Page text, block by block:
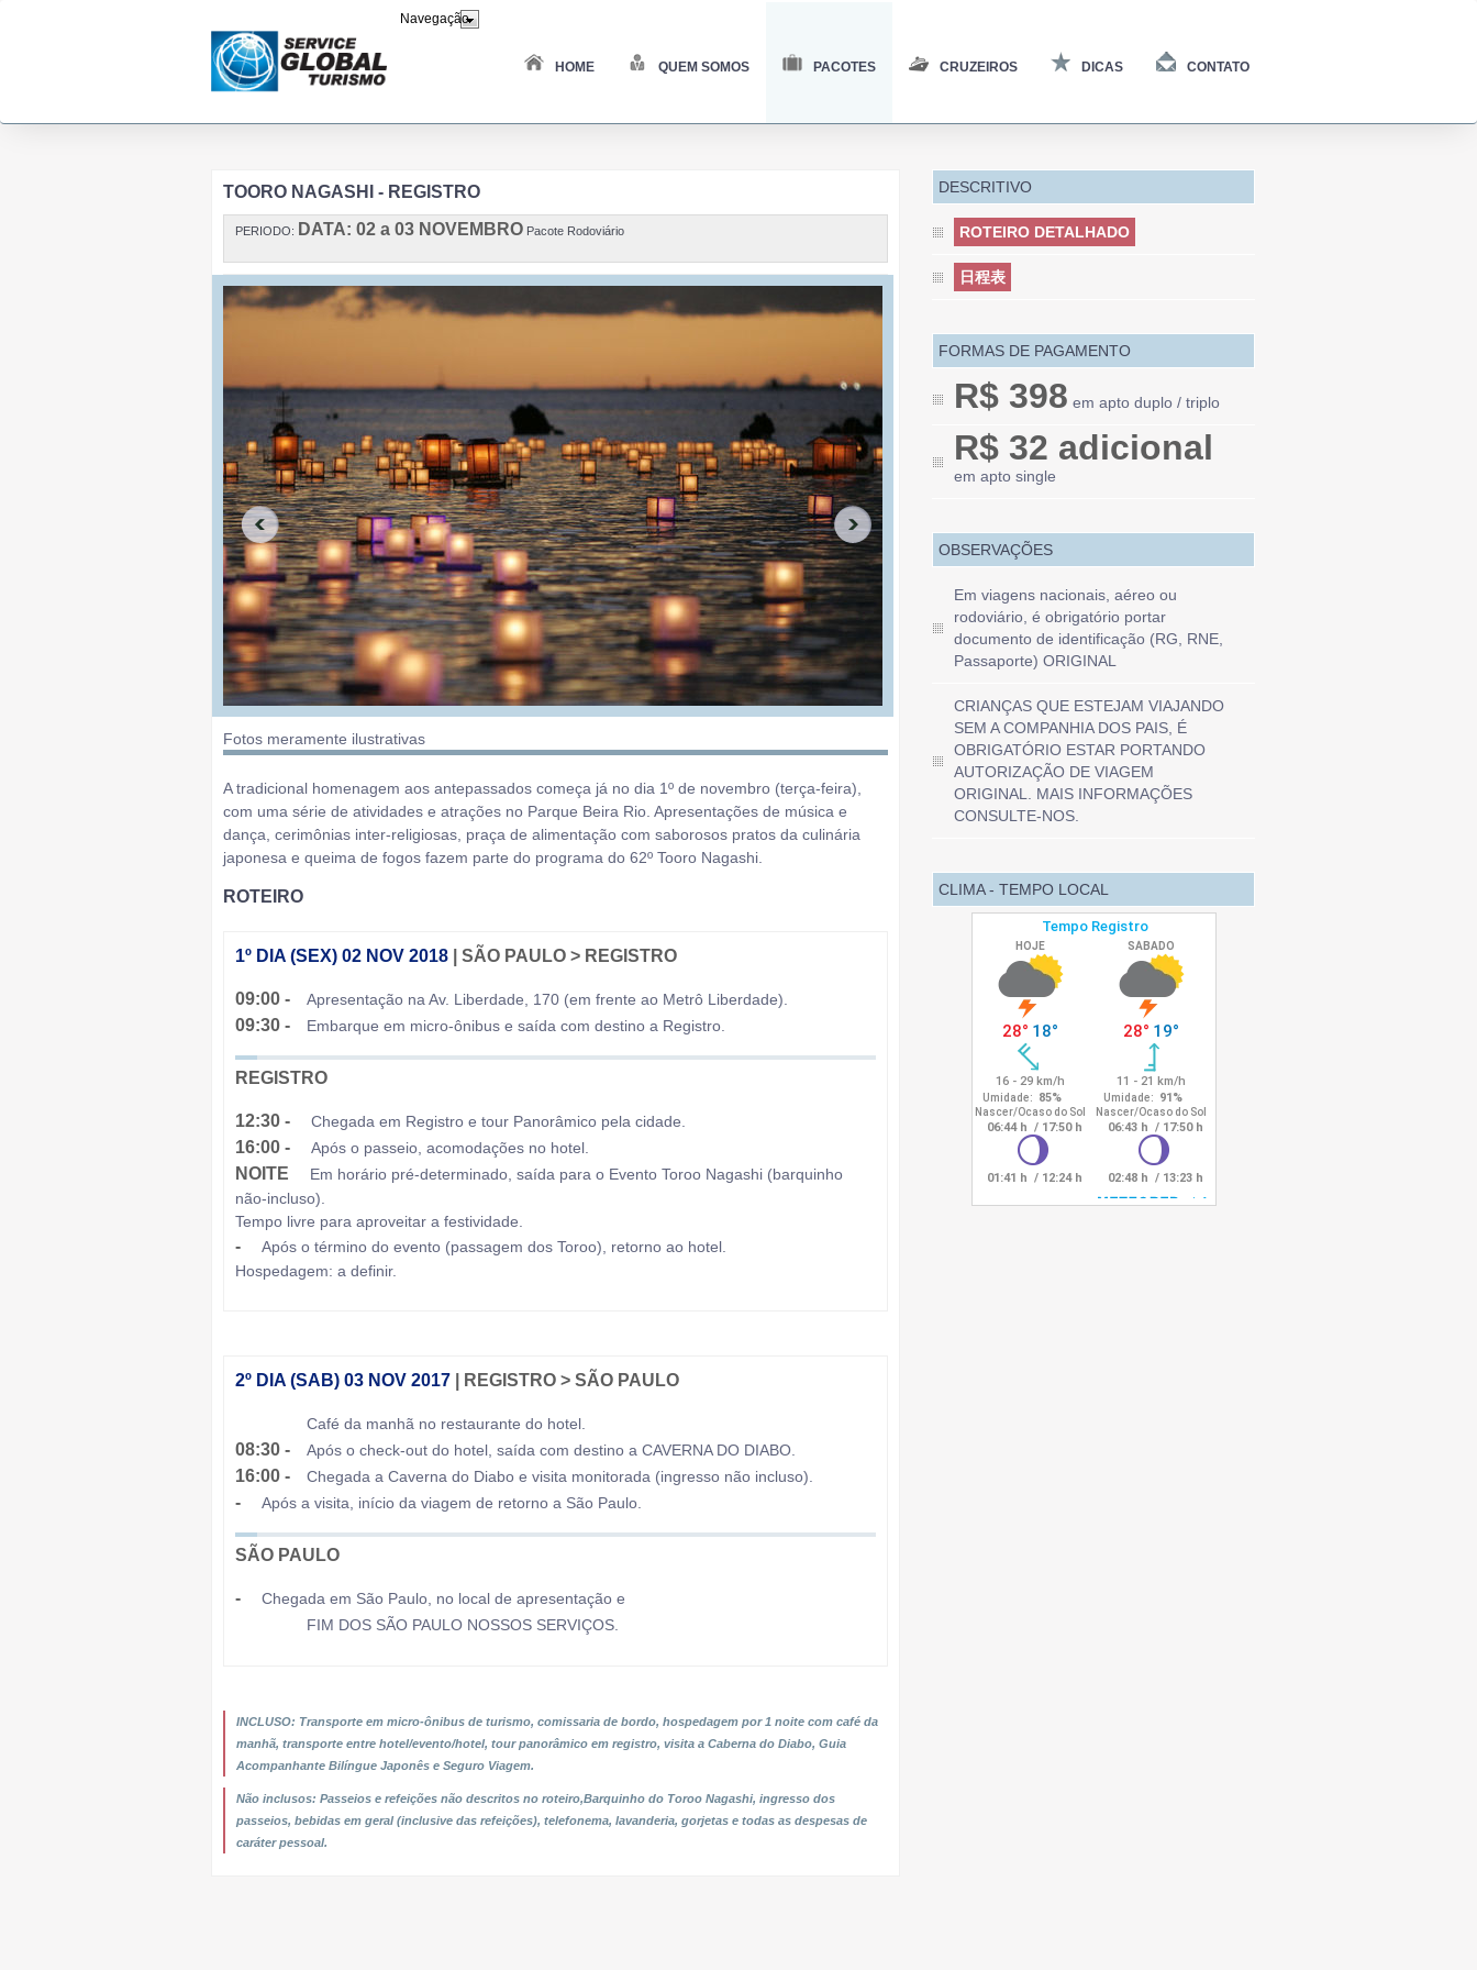
HOME QUEM SOMOS PACOTES CRUZEIROS DICAS CONTATO
TOORO NAGASHI - REGISTRO
PERIODO: DATA: 02 a 03 NOVEMBRO Pacote Rodoviário
Fotos meramente ilustrativas
A tradicional homenagem aos antepassados começa já no dia 1º de novembro (terça-feira),
com uma série de atividades e atrações no Parque Beira Rio. Apresentações de música e
dança, cerimônias inter-religiosas, praça de alimentação com saborosos pratos da culinária
japonesa e queima de fogos fazem parte do programa do 62º Tooro Nagashi.
ROTEIRO
1º DIA (SEX) 02 NOV 2018 | SÃO PAULO > REGISTRO
09:00 - Apresentação na Av. Liberdade, 170 (em frente ao Metrô Liberdade).
09:30 - Embarque em micro-ônibus e saída com destino a Registro.
REGISTRO
12:30 - Chegada em Registro e tour Panorâmico pela cidade.
16:00 - Após o passeio, acomodações no hotel.
NOITE
Em horário pré-determinado, saída para o Evento Toroo Nagashi (barquinho
não-incluso).
Tempo livre para aproveitar a festividade.
-
Após o término do evento (passagem dos Toroo), retorno ao hotel.
Hospedagem: a definir.
2º DIA (SAB) 03 NOV 2017 | REGISTRO > SÃO PAULO
Café da manhã no restaurante do hotel.
08:30 - Após o check-out do hotel, saída com destino a CAVERNA DO DIABO.
16:00 - Chegada a Caverna do Diabo e visita monitorada (ingresso não incluso).
- Após a visita, início da viagem de retorno a São Paulo.
SÃO PAULO
- Chegada em São Paulo, no local de apresentação e
FIM DOS SÃO PAULO NOSSOS SERVIÇOS.
INCLUSO: Transporte em micro-ônibus de turismo, comissaria de bordo, hospedagem por 1 noite com café da
manhã, transporte entre hotel/evento/hotel, tour panorâmico em registro, visita a Caberna do Diabo, Guia
Acompanhante Bilíngue Japonês e Seguro Viagem.
Não inclusos: Passeios e refeições não descritos no roteiro,Barquinho do Toroo Nagashi, ingresso dos
passeios, bebidas em geral (inclusive das refeições), telefonema, lavanderia, gorjetas e todas as despesas de
caráter pessoal.
DESCRITIVO
ROTEIRO DETALHADO
日程表
FORMAS DE PAGAMENTO
R$ 398 em apto duplo / triplo
R$ 32 adicional
em apto single
OBSERVAÇÕES
Em viagens nacionais, aéreo ou
rodoviário, é obrigatório portar
documento de identificação (RG, RNE,
Passaporte) ORIGINAL
CRIANÇAS QUE ESTEJAM VIAJANDO
SEM A COMPANHIA DOS PAIS, É
OBRIGATÓRIO ESTAR PORTANDO
AUTORIZAÇÃO DE VIAGEM
ORIGINAL. MAIS INFORMAÇÕES
CONSULTE-NOS.
CLIMA - TEMPO LOCAL